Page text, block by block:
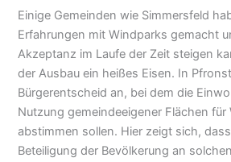
Einige Gemeinden wie Simmersfeld
Erfahrungen mit Windparks gemacht
Akzeptanz im Laufe der Zeit steigen
der Ausbau ein heißes Eisen. In
Bürgerentscheid an, bei dem die
Nutzung gemeindeeigener Flächen
abstimmen sollen. Hier zeigt sich,
Beteiligung der Bevölkerung an